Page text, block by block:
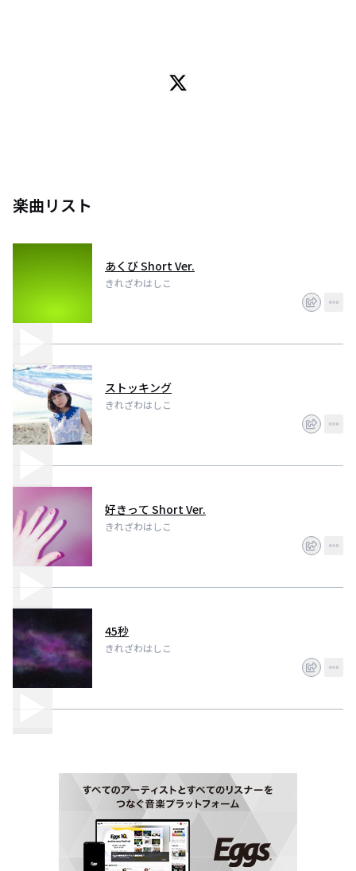
楽曲リスト
あくび Short Ver.
きれざわはしこ
ストッキング
きれざわはしこ
好きって Short Ver.
きれざわはしこ
45秒
きれざわはしこ